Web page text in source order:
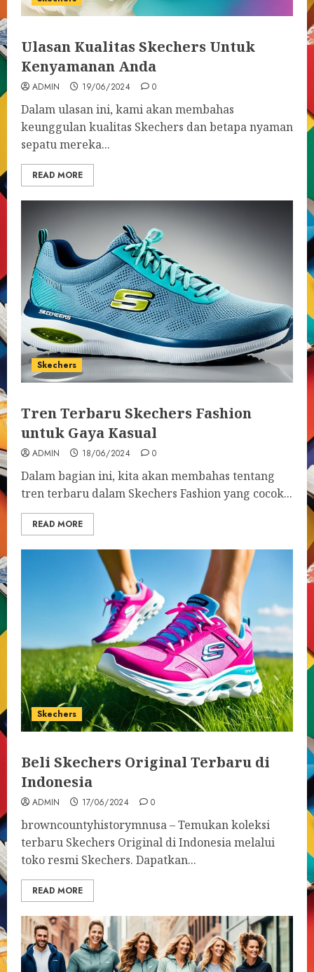
Ulasan Kualitas Skechers Untuk
Kenyamanan Anda
ADMIN 19/06/2024 0
Dalam ulasan ini, kami akan membahas
keunggulan kualitas Skechers dan betapa nyaman
sepatu mereka...
READ MORE
Skechers
Tren Terbaru Skechers Fashion
untuk Gaya Kasual
ADMIN 18/06/2024 0
Dalam bagian ini, kita akan membahas tentang
tren terbaru dalam Skechers Fashion yang cocok...
READ MORE
Skechers
Beli Skechers Original Terbaru di
Indonesia
ADMIN 17/06/2024 0
browncountyhistorymnusa – Temukan koleksi
terbaru Skechers Original di Indonesia melalui
toko resmi Skechers. Dapatkan...
READ MORE